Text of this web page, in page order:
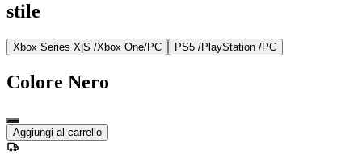
stile
Xbox Series X|S /Xbox One/PC PS5 /PlayStation /PC
Colore Nero
Aggiungi al carrello